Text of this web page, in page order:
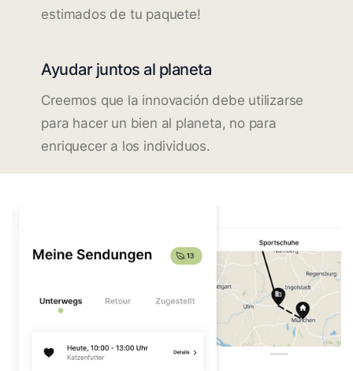
estimados de tu paquete!
Ayudar juntos al planeta
Creemos que la innovación debe utilizarse
para hacer un bien al planeta, no para
enriquecer a los individuos.